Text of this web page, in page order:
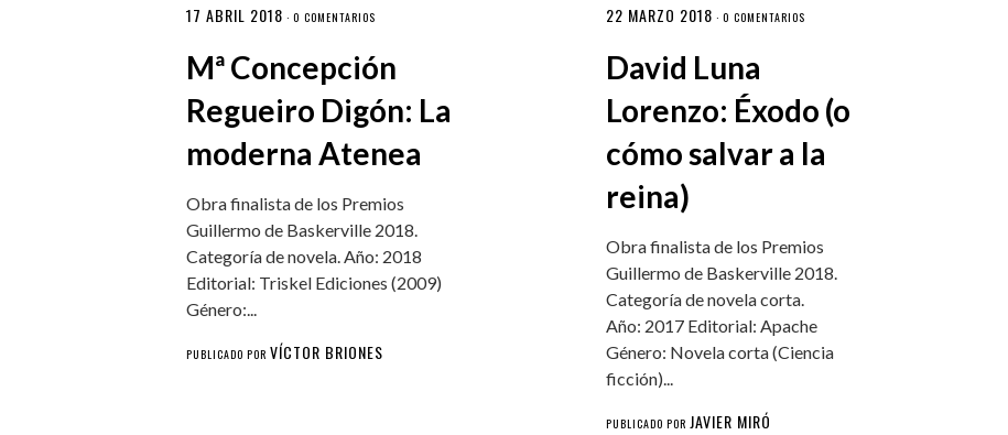
17 ABRIL 2018 ·0 COMENTARIOS
Mª Concepción
Regueiro Digón: La
moderna Atenea
Obra finalista de los Premios
Guillermo de Baskerville 2018.
Categoría de novela. Año: 2018
Editorial: Triskel Ediciones (2009)
Género:...
PUBLICADO PORVÍCTOR BRIONES
22 MARZO 2018 · 0 COMENTARIOS
David Luna
Lorenzo: Éxodo (o
cómo salvar a la
reina)
Obra finalista de los Premios
Guillermo de Baskerville 2018.
Categoría de novela corta.
Año: 2017 Editorial: Apache
Género: Novela corta (Ciencia
ficción)...
PUBLICADO POR JAVIER MIRÓ